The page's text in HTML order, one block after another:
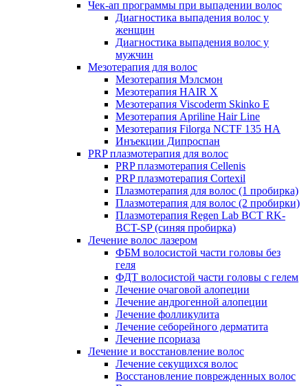
Чек-ап программы при выпадении волос
Диагностика выпадения волос у
женщин
Диагностика выпадения волос у
мужчин
Мезотерапия для волос
Мезотерапия Мэлсмон
Мезотерапия HAIR X
Мезотерапия Viscoderm Skinko E
Мезотерапия Apriline Hair Line
Мезотерапия Filorga NCTF 135 HA
Инъекции Дипроспан
PRP плазмотерапия для волос
PRP плазмотерапия Cellenis
PRP плазмотерапия Cortexil
Плазмотерапия для волос (1 пробирка)
Плазмотерапия для волос (2 пробирки)
Плазмотерапия Regen Lab BCT RK-
BCT-SP (синяя пробирка)
Лечение волос лазером
ФБМ волосистой части головы без
геля
ФДТ волосистой части головы с гелем
Лечение очаговой алопеции
Лечение андрогенной алопеции
Лечение фолликулита
Лечение себорейного дерматита
Лечение псориаза
Лечение и восстановление волос
Лечение секущихся волос
Восстановление поврежденных волос